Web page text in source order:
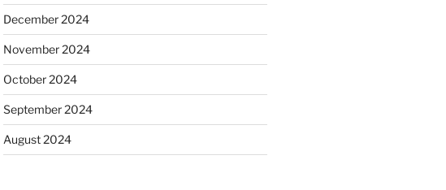
December 2024
November 2024
October 2024
September 2024
August 2024